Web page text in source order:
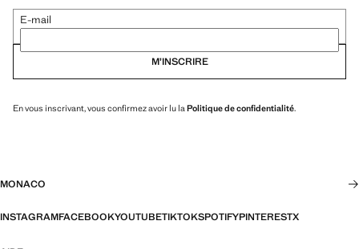
E-mail
M’INSCRIRE
En vous inscrivant, vous confirmez avoir lu la Politique de confidentialité.
MONACO
INSTAGRAMFACEBOOKYOUTUBETIKTOKSPOTIFYPINTERESTX